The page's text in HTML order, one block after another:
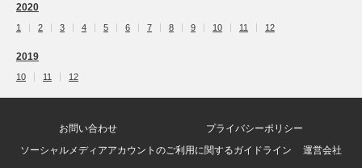
2020
1 2 3 4 5 6 7 8 9 10 11 12
2019
10 11 12
お問い合わせ
プライバシーポリシー
ソーシャルメディアアカウントのご利用に関するガイドライン
運営会社